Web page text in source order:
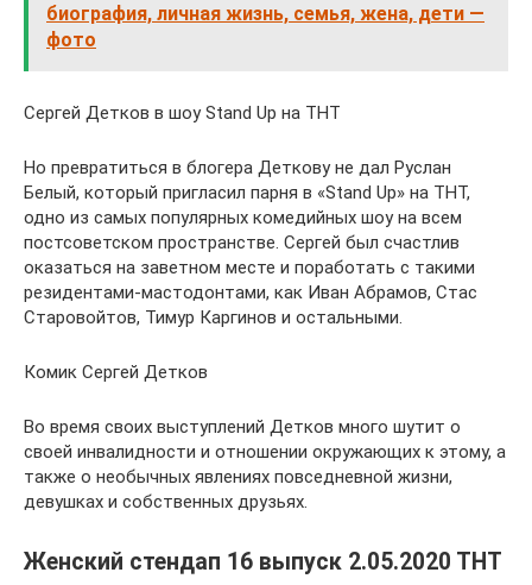
биография, личная жизнь, семья, жена, дети —
фото
Сергей Детков в шоу Stand Up на ТНТ
Но превратиться в блогера Деткову не дал Руслан
Белый, который пригласил парня в «Stand Up» на ТНТ,
одно из самых популярных комедийных шоу на всем
постсоветском пространстве. Сергей был счастлив
оказаться на заветном месте и поработать с такими
резидентами-мастодонтами, как Иван Абрамов, Стас
Старовойтов, Тимур Каргинов и остальными.
Комик Сергей Детков
Во время своих выступлений Детков много шутит о
своей инвалидности и отношении окружающих к этому, а
также о необычных явлениях повседневной жизни,
девушках и собственных друзьях.
Женский стендап 16 выпуск 2.05.2020 ТНТ